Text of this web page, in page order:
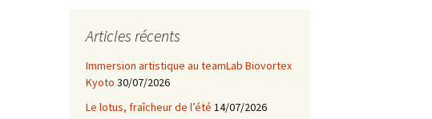
o
o
k
er
Articles récents
Immersion artistique au teamLab Biovortex
Kyoto 30/07/2026
Le lotus, fraîcheur de l’été 14/07/2026